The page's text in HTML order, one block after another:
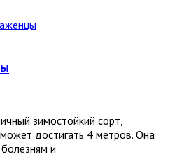
зимостойкий сорт,
достигать 4 метров. Она
и